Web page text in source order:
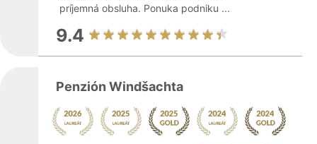
príjemná obsluha. Ponuka podniku ...
9.4
Penzión Windšachta